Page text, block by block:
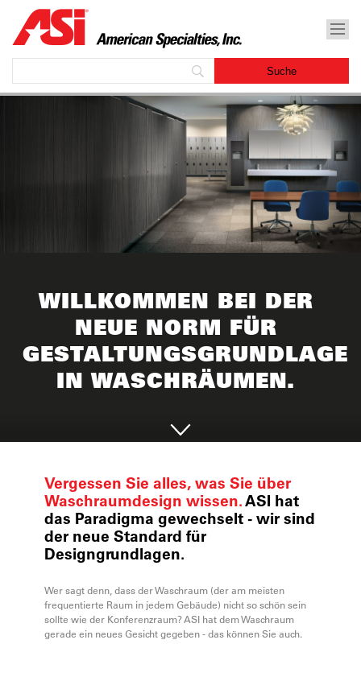
WILLKOMMEN BEI DER
NEUE NORM FÜR
GESTALTUNGSGRUNDLAGE
IN WASCHRÄUMEN.
Vergessen Sie alles, was Sie über
Waschraumdesign wissen.ASI hat
das Paradigma gewechselt - wir sind
der neue Standard für
Designgrundlagen.
Wer sagt denn, dass der Waschraum (der am meisten
frequentierte Raum in jedem Gebäude) nicht so schön sein
sollte wie der Konferenzraum? ASI hat dem Waschraum
gerade ein neues Gesicht gegeben - das können Sie auch.